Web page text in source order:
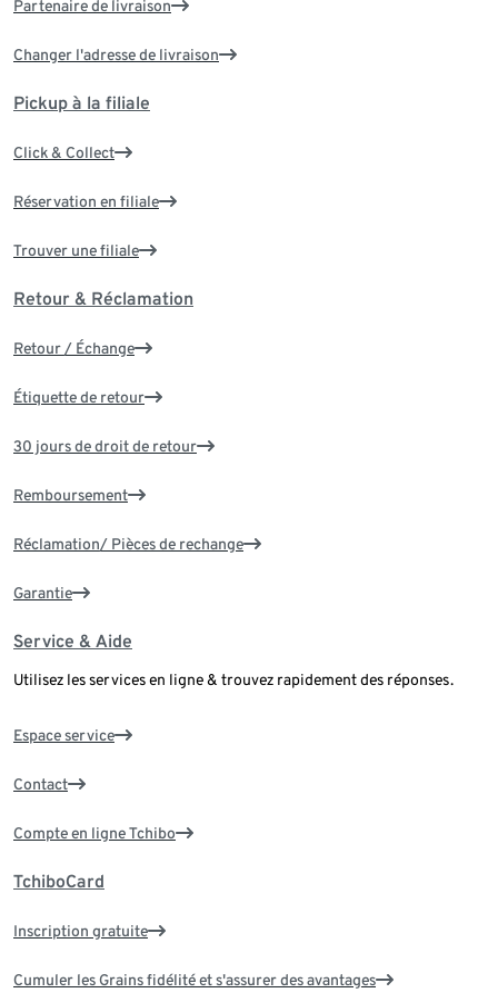
Partenaire de livraison
Changer l'adresse de livraison
Pickup à la filiale
Click & Collect
Réservation en filiale
Trouver une filiale
Retour & Réclamation
Retour / Échange
Étiquette de retour
30 jours de droit de retour
Remboursement
Réclamation/ Pièces de rechange
Garantie
Service & Aide
Utilisez les services en ligne & trouvez rapidement des réponses.
Espace service
Contact
Compte en ligne Tchibo
TchiboCard
Inscription gratuite
Cumuler les Grains fidélité et s'assurer des avantages